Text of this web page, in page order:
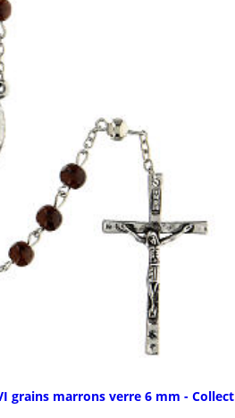
grains marrons verre 6 mm -